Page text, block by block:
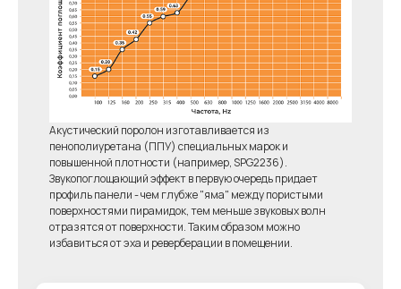
Акустический поролон изготавливается из
пенополиуретана (ППУ) специальных марок и
повышенной плотности (например, SPG2236).
Звукопоглощающий эффект в первую очередь придает
профиль панели - чем глубже "яма" между пористыми
поверхностями пирамидок, тем меньше звуковых волн
отразятся от поверхности. Таким образом можно
избавиться от эха и реверберации в помещении.